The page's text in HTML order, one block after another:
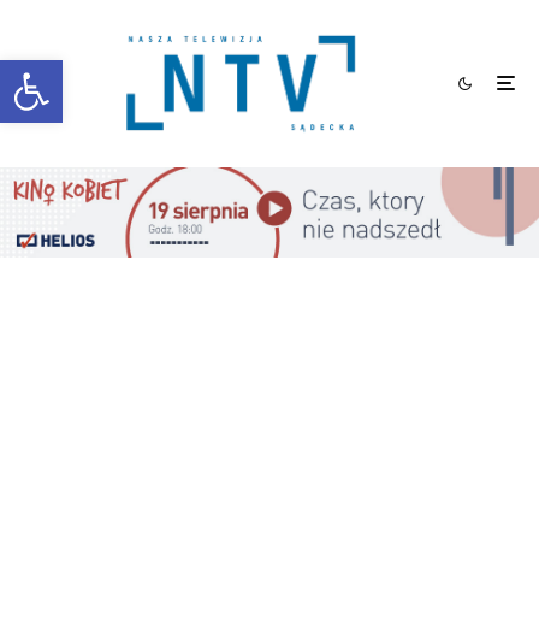
Otwórz pasek narzędzi